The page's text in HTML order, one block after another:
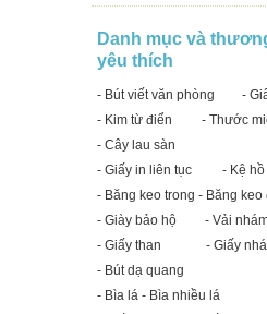
Danh mục và
yêu thích
- Bút viết văn phòng -
- Kim từ điển
- Thước
- Cây lau sàn
- Giấy in liên tục
- Kệ
- Băng keo trong - Băng keo
- Giày bảo hộ
- Vải
- Giấy than
- Giấy
- Bút dạ quang
- Bìa lá - Bìa nhiều lá